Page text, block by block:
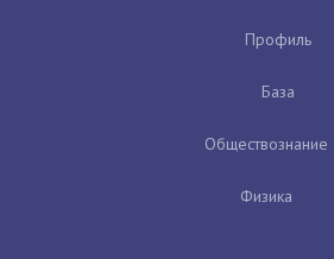
Профиль
База
Обществознание
Физика